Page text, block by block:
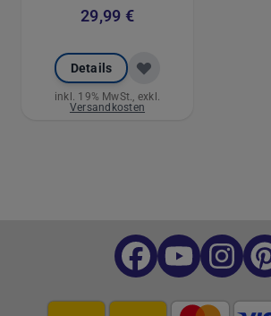
Steckspiel aus Holz,
29,99 €
inkl. 19% MwSt., exkl.
Versandkosten
Details